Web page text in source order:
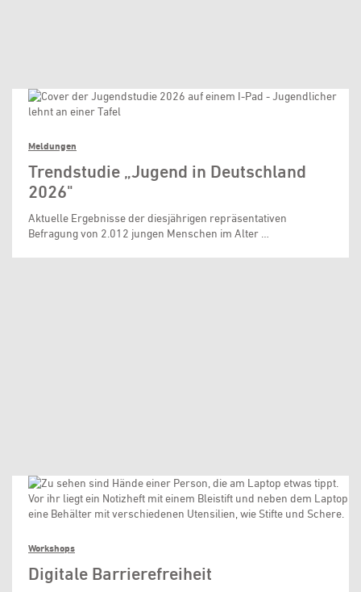
Meldungen
Trendstudie „Jugend in Deutschland
2026"
Aktuelle Ergebnisse der diesjährigen repräsentativen
Befragung von 2.012 jungen Menschen im Alter …
Workshops
Digitale Barrierefreiheit